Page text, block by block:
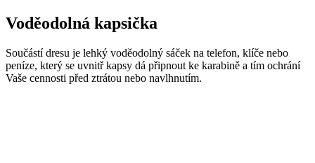
Voděodolná kapsička
Součástí dresu je lehký voděodolný sáček na telefon, klíče nebo
peníze, který se uvnitř kapsy dá připnout ke karabině a tím ochrání
Vaše cennosti před ztrátou nebo navlhnutím.